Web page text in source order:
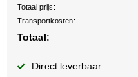
Totaal prijs:
Transportkosten:
Totaal:
Direct leverbaar